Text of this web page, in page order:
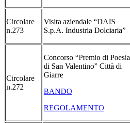
Circolare
n.273
Visita aziendale “DAIS
S.p.A. Industria Dolciaria”
Circolare
n.272
Concorso “Premio di Poesia
di San Valentino” Città di
Giarre
BANDO
REGOLAMENTO